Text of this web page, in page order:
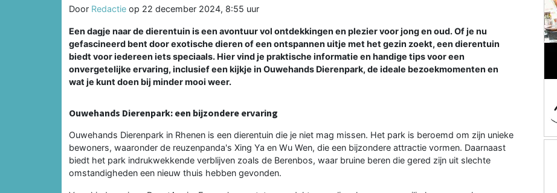
Door Redactie op 22 december 2024, 8:55 uur
Een dagje naar de dierentuin is een avontuur vol ontdekkingen en plezier voor jong en oud. Of je nu
gefascineerd bent door exotische dieren of een ontspannen uitje met het gezin zoekt, een dierentuin
biedt voor iedereen iets speciaals. Hier vind je praktische informatie en handige tips voor een
onvergetelijke ervaring, inclusief een kijkje in Ouwehands Dierenpark, de ideale bezoekmomenten en
wat je kunt doen bij minder mooi weer.
Ouwehands Dierenpark: een bijzondere ervaring
Ouwehands Dierenpark in Rhenen is een dierentuin die je niet mag missen. Het park is beroemd om zijn unieke
bewoners, waaronder de reuzenpanda's Xing Ya en Wu Wen, die een bijzondere attractie vormen. Daarnaast
biedt het park indrukwekkende verblijven zoals de Berenbos, waar bruine beren die gered zijn uit slechte
omstandigheden een nieuw thuis hebben gevonden.